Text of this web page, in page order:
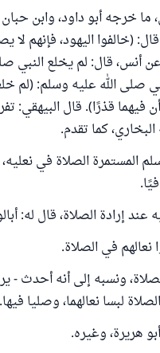
ما خرجه أبو داود،
(خالفوا اليهود، فإنهم لا
أنس، قال: لم يخلع النبي
صلى الله عليه وسلم: (لم
قذرًا). قال البيهقي:
كما تقدم.
المستمرة الصلاة في
إرادة الصلاة، قال له:
في الصلاة.
ونسبه إلى أنه أحدث -
لبسا نعالهما، وصليا فيها.
هريرة، وغيره.